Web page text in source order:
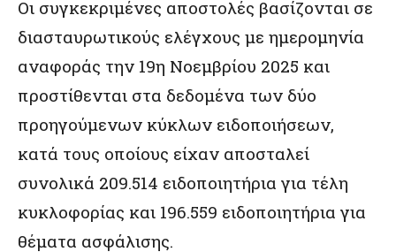
Οι συγκεκριμένες αποστολές βασίζονται σε
διασταυρωτικούς ελέγχους με ημερομηνία
αναφοράς την 19η Νοεμβρίου 2025 και
προστίθενται στα δεδομένα των δύο
προηγούμενων κύκλων ειδοποιήσεων,
κατά τους οποίους είχαν αποσταλεί
συνολικά 209.514 ειδοποιητήρια για τέλη
κυκλοφορίας και 196.559 ειδοποιητήρια για
θέματα ασφάλισης.